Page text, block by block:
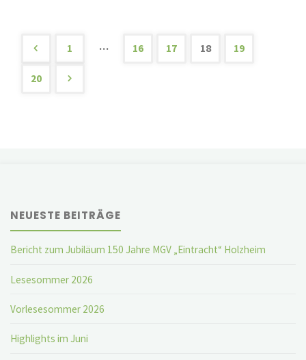
Seitennummerierung
1 … 16 17 18 19
20
NEUESTE BEITRÄGE
Bericht zum Jubiläum 150 Jahre MGV „Eintracht“ Holzheim
Lesesommer 2026
Vorlesesommer 2026
Highlights im Juni